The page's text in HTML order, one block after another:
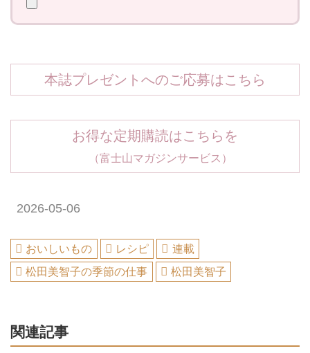
本誌プレゼントへのご応募はこちら
お得な定期購読はこちらを
（富士山マガジンサービス）
2026-05-06
おいしいもの レシピ
連載
松田美智子の季節の仕事
松田美智子
関連記事